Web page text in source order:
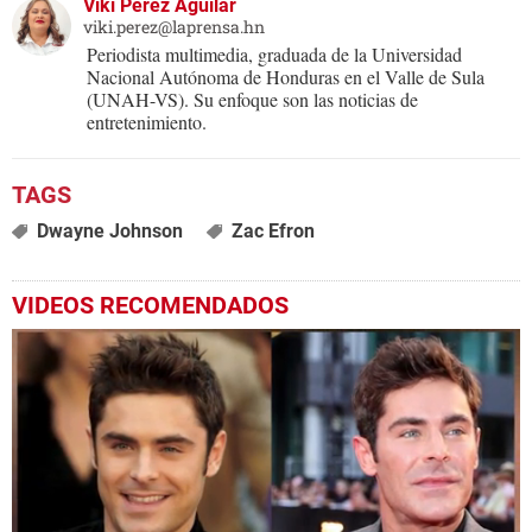
Viki Pérez Aguilar
viki.perez@laprensa.hn
Periodista multimedia, graduada de la Universidad
Nacional Autónoma de Honduras en el Valle de Sula
(UNAH-VS). Su enfoque son las noticias de
entretenimiento.
Dwayne Johnson Zac Efron
VIDEOS RECOMENDADOS